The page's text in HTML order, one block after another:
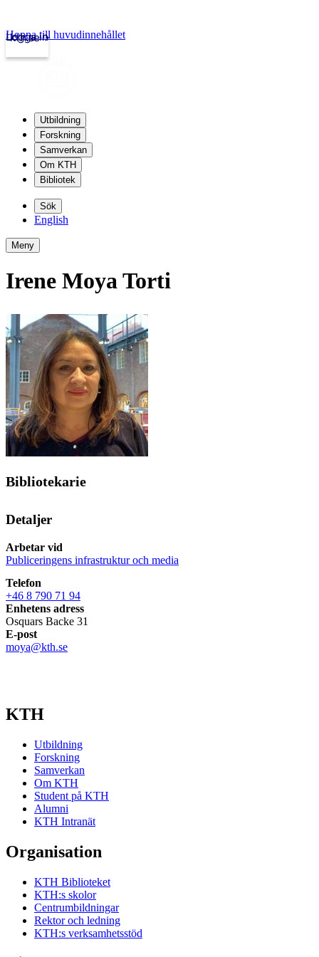
kth.se
Logga in
Hoppa till huvudinnehållet
Utbildning
Forskning
Samverkan
Om KTH
Bibliotek
Sök
English
Meny
Irene Moya Torti
Bibliotekarie
Detaljer
Arbetar vid
Publiceringens infrastruktur och media
Telefon
+46 8 790 71 94
Enhetens adress
Osquars Backe 31
E-post
moya@kth.se
KTH
Utbildning
Forskning
Samverkan
Om KTH
Student på KTH
Alumni
KTH Intranät
Organisation
KTH Biblioteket
KTH:s skolor
Centrumbildningar
Rektor och ledning
KTH:s verksamhetsstöd